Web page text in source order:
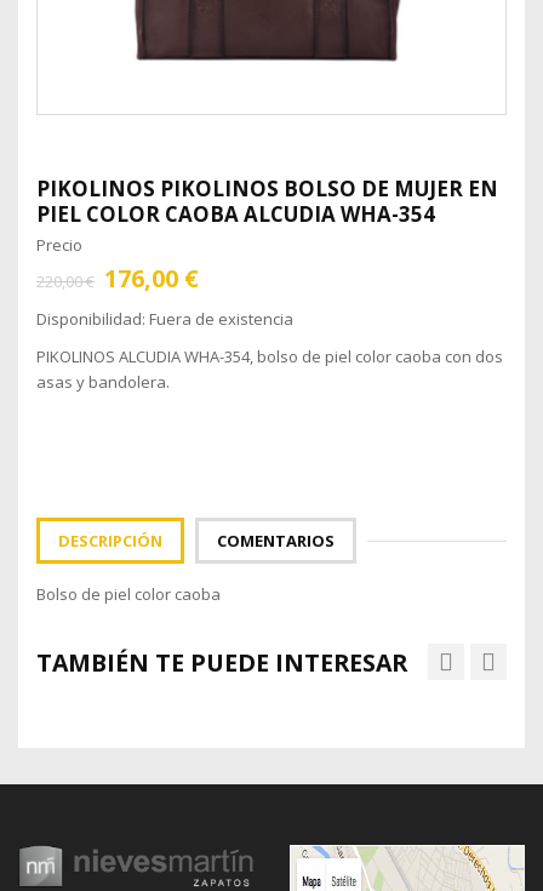
PIKOLINOS PIKOLINOS BOLSO DE MUJER EN
PIEL COLOR CAOBA ALCUDIA WHA-354
Precio
220,00 € 176,00 €
Disponibilidad: Fuera de existencia
PIKOLINOS ALCUDIA WHA-354, bolso de piel color caoba con dos
asas y bandolera.
DESCRIPCIÓN COMENTARIOS
Bolso de piel color caoba
TAMBIÉN TE PUEDE INTERESAR